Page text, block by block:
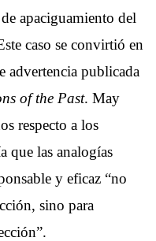
apaciguamiento del
caso se convirtió en
advertencia publicada
of the Past. May
respecto a los
que las analogías
y eficaz “no
sino para